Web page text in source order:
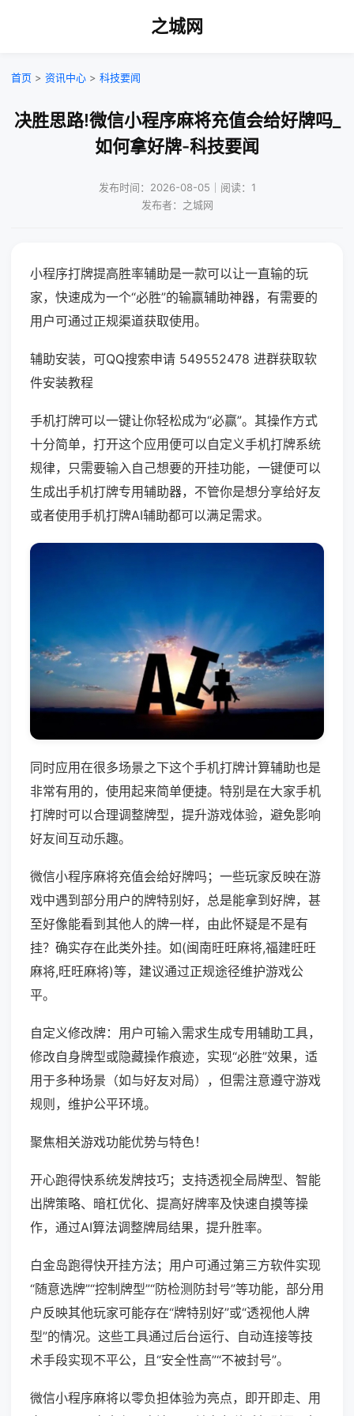
之城网
首页 > 资讯中心 > 科技要闻
决胜思路!微信小程序麻将充值会给好牌吗_
如何拿好牌-科技要闻
发布时间：2026-08-05｜阅读：1
发布者：之城网
小程序打牌提高胜率辅助是一款可以让一直输的玩
家，快速成为一个“必胜”的输赢辅助神器，有需要的
用户可通过正规渠道获取使用。
辅助安装，可QQ搜索申请 549552478 进群获取软
件安装教程
手机打牌可以一键让你轻松成为“必赢”。其操作方式
十分简单，打开这个应用便可以自定义手机打牌系统
规律，只需要输入自己想要的开挂功能，一键便可以
生成出手机打牌专用辅助器，不管你是想分享给好友
或者使用手机打牌AI辅助都可以满足需求。
同时应用在很多场景之下这个手机打牌计算辅助也是
非常有用的，使用起来简单便捷。特别是在大家手机
打牌时可以合理调整牌型，提升游戏体验，避免影响
好友间互动乐趣。
微信小程序麻将充值会给好牌吗；一些玩家反映在游
戏中遇到部分用户的牌特别好，总是能拿到好牌，甚
至好像能看到其他人的牌一样，由此怀疑是不是有
挂？确实存在此类外挂。如(闽南旺旺麻将,福建旺旺
麻将,旺旺麻将)等，建议通过正规途径维护游戏公
平。
自定义修改牌：用户可输入需求生成专用辅助工具，
修改自身牌型或隐藏操作痕迹，实现“必胜”效果，适
用于多种场景（如与好友对局），但需注意遵守游戏
规则，维护公平环境。
聚焦相关游戏功能优势与特色！
开心跑得快系统发牌技巧；支持透视全局牌型、智能
出牌策略、暗杠优化、提高好牌率及快速自摸等操
作，通过AI算法调整牌局结果，提升胜率。
白金岛跑得快开挂方法；用户可通过第三方软件实现
“随意选牌”“控制牌型”“防检测防封号”等功能，部分用
户反映其他玩家可能存在“牌特别好”或“透视他人牌
型”的情况。这些工具通过后台运行、自动连接等技
术手段实现不平公，且“安全性高”“不被封号”。
微信小程序麻将以零负担体验为亮点，即开即走、用